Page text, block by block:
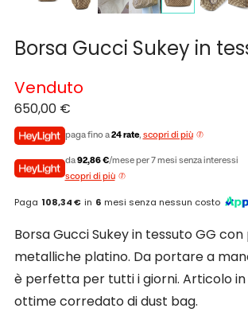
Borsa Gucci Sukey in
650,00 €
paga fino a24 rate, scopri di più
da92,86 €/mese per 7 mesi senza interessi
scopri di più
Paga 108,34 € in 6 mesi senza nessun costo
Venduto
Borsa Gucci Sukey in tessuto GG
metalliche platino. Da portare a
è perfetta per tutti i giorni. Articolo in
ottime corredato di dust bag.